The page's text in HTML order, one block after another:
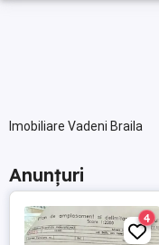
Imobiliare Vadeni Braila
Anunțuri
4